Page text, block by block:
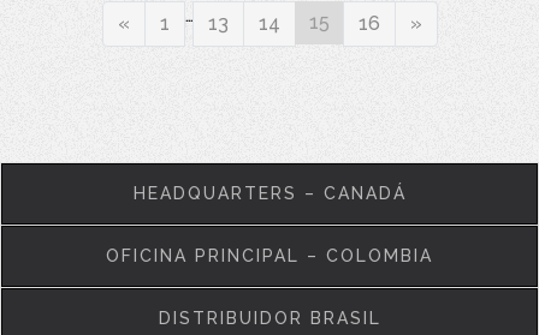
«Previous
1 … 13 14 15 16 »Next
HEADQUARTERS – CANADÁ
OFICINA PRINCIPAL – COLOMBIA
DISTRIBUIDOR BRASIL